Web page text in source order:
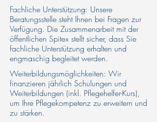
Fachliche Unterstützung: Unsere
Beratungsstelle steht Ihnen bei Fragen zur
Verfügung. Die Zusammenarbeit mit der
öffentlichen Spitex stellt sicher, dass Sie
fachliche Unterstützung erhalten und
engmaschig begleitet werden.​
Weiterbildungsmöglichkeiten: Wir
finanzieren jährlich Schulungen und
Weiterbildungen (inkl. Pflegehelfer-Kurs),
um Ihre Pflegekompetenz zu erweitern und
zu stärken.